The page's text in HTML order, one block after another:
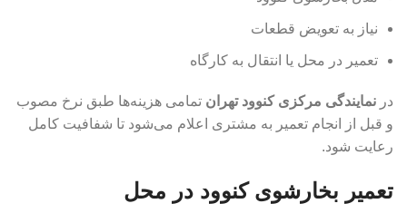
نیاز به تعویض قطعات
تعمیر در محل یا انتقال به کارگاه
در نمایندگی مرکزی کنوود تهران تمامی هزینه‌ها طبق نرخ مصوب
و قبل از انجام تعمیر به مشتری اعلام می‌شود تا شفافیت کامل
رعایت شود.
تعمیر بخارشوی کنوود در محل